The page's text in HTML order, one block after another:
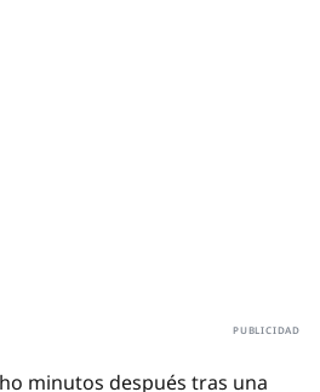
minutos después tras una